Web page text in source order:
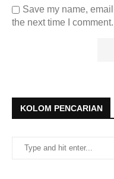
Save my name,
the next time I comment.
KOLOM PENCARIAN